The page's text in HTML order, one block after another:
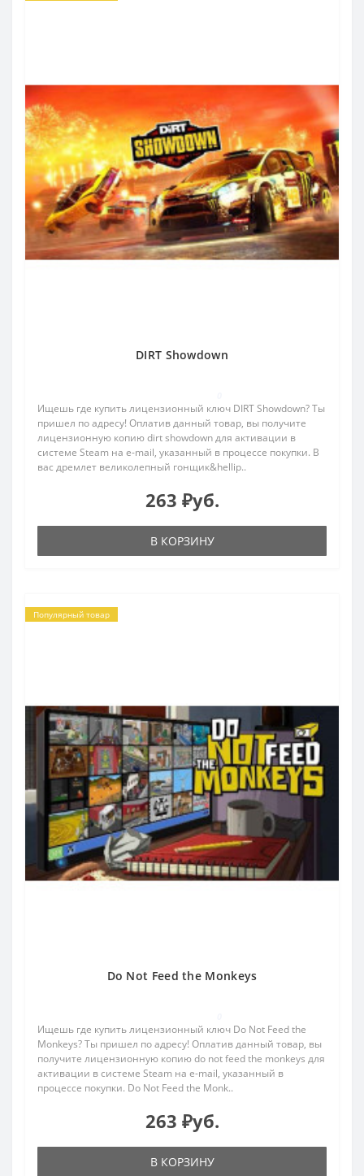
DIRT Showdown
Ищешь где купить лицензионный ключ DIRT Showdown? Ты
пришел по адресу! Оплатив данный товар, вы получите
лицензионную копию dirt showdown для активации в
системе Steam на e-mail, указанный в процессе покупки. В
вас дремлет великолепный гонщик&hellip..
263 ₽уб.
В КОРЗИНУ
Популярный товар
Do Not Feed the Monkeys
Ищешь где купить лицензионный ключ Do Not Feed the
Monkeys? Ты пришел по адресу! Оплатив данный товар, вы
получите лицензионную копию do not feed the monkeys для
активации в системе Steam на e-mail, указанный в
процессе покупки. Do Not Feed the Monk..
263 ₽уб.
В КОРЗИНУ